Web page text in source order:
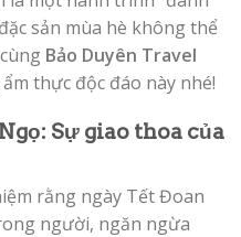
sản mùa hè không thể
Bảo Duyên Travel
thực độc đáo này nhé!
Sự giao thoa của
rằng ngày Tết Đoan
người, ngăn ngừa